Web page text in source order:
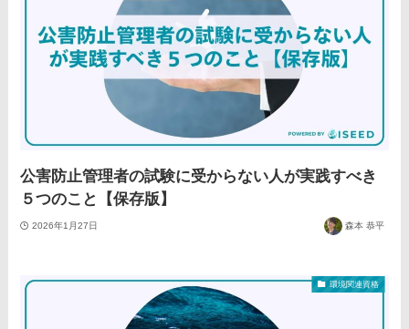
公害防止管理者の試験に受からない人が実践すべき
５つのこと【保存版】
2026年1月27日 森本 恭平
環境関連資格